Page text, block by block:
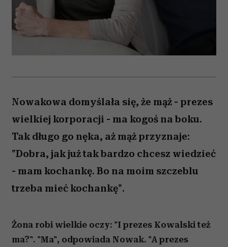
Nowakowa domyślała się, że mąż - prezes
wielkiej korporacji - ma kogoś na boku.
Tak długo go nęka, aż mąż przyznaje:
"Dobra, jak już tak bardzo chcesz wiedzieć
- mam kochankę. Bo na moim szczeblu
trzeba mieć kochankę".
Żona robi wielkie oczy: "I prezes Kowalski też
ma?". "Ma", odpowiada Nowak. "A prezes